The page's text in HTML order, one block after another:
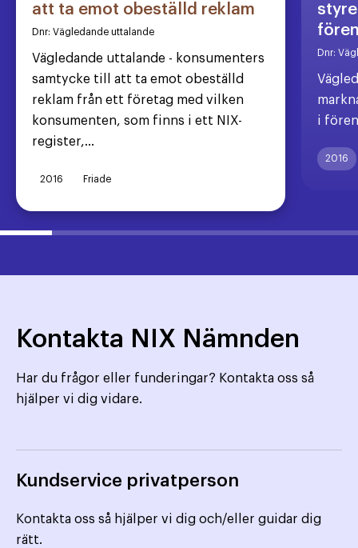
att ta emot obeställd reklam
Dnr: Vägledande uttalande
Vägledande uttalande - konsumenters
samtycke till att ta emot obeställd
reklam från ett företag med vilken
konsumenten, som finns i ett NIX-
register,...
2016 Friade
Dnr:
i
2016
Kontakta NIX Nämnden
Har du frågor eller funderingar? Kontakta oss så
hjälper vi dig vidare.
Kundservice privatperson
Kontakta oss så hjälper vi dig och/eller guidar dig
rätt.